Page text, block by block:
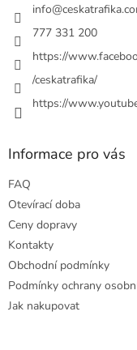
info@
777 331 200
https://
/ceskatrafika/
https://
Informace pro vás
FAQ
Otevírací doba
Ceny dopravy
Kontakty
Obchodní podmínky
Podmínky ochrany
Jak nakupovat